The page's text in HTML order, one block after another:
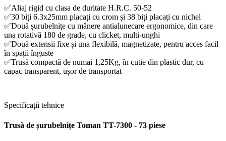
✅Aliaj rigid cu clasa de duritate H.R.C. 50-52
✅30 biți 6.3x25mm placați cu crom și 38 biți placați cu nichel
✅Două șurubelnițe cu mânere antialunecare ergonomice, din care
una rotativă 180 de grade, cu clicket, multi-unghi
✅Două extensii fixe și una flexibilă, magnetizate, pentru acces facil
în spații înguste
✅Trusă compactă de numai 1,25Kg, în cutie din plastic dur, cu
capac transparent, ușor de transportat
Specificații tehnice
Trusă de șurubelnițe Toman TT-7300 - 73 piese